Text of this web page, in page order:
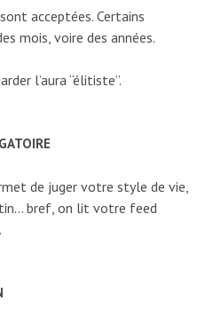
acceptées. Certains
mois, voire des années.
l’aura “élitiste”.
de juger votre style de vie,
bref, on lit votre feed